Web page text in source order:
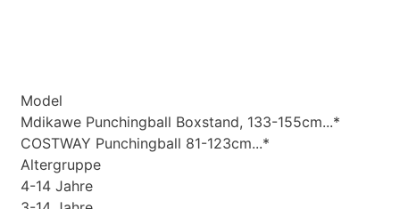
Model
Mdikawe Punchingball Boxstand, 133-155cm...*
COSTWAY Punchingball 81-123cm...*
Altergruppe
4-14 Jahre